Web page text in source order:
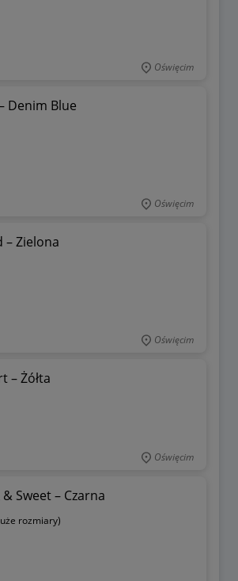
Oświęcim
Denim Blue
Oświęcim
– Zielona
Oświęcim
– Żółta
Oświęcim
& Sweet – Czarna
rozmiary)